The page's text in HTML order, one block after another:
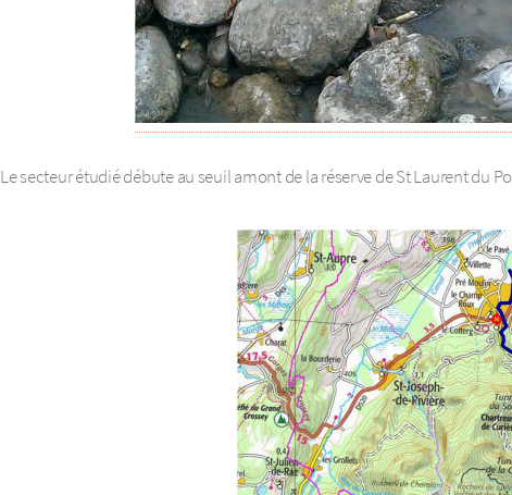
Le secteur étudié débute au seuil amont de la réserve de St Laurent du